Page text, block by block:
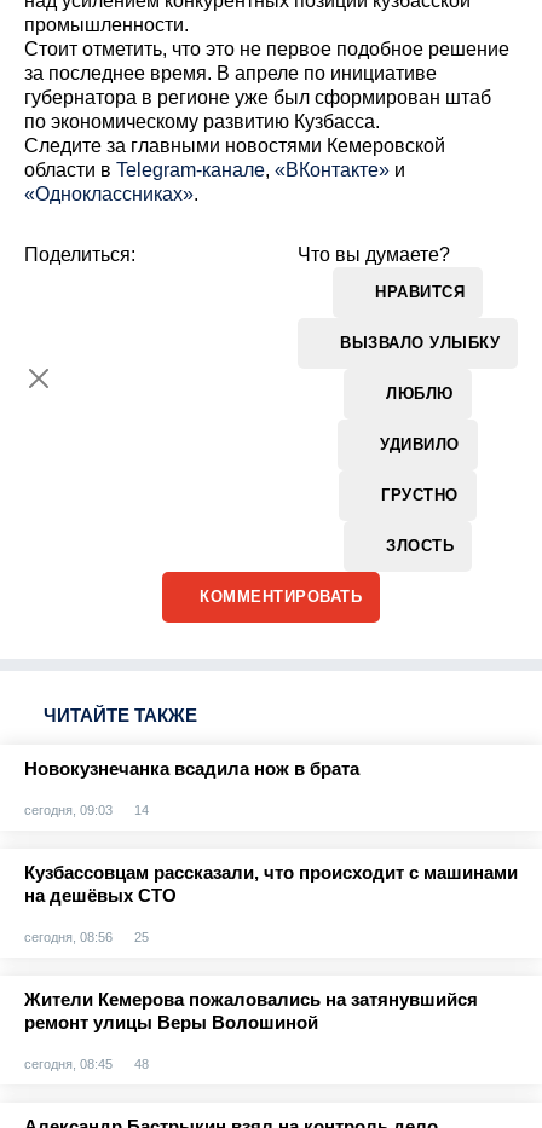
промышленности.
Стоит отметить, что это не первое подобное решение
за последнее время. В апреле по инициативе
губернатора в регионе уже был сформирован штаб
по экономическому развитию Кузбасса.
Cледите за главными новостями Кемеровской
области в Telegram-канале, «ВКонтакте» и
«Одноклассниках».
Что вы думаете?
НРАВИТСЯ
ВЫЗВАЛО УЛЫБКУ
ЛЮБЛЮ
УДИВИЛО
ГРУСТНО
ЗЛОСТЬ
Поделиться:
КОММЕНТИРОВАТЬ
ЧИТАЙТЕ ТАКЖЕ
Новокузнечанка всадила нож в брата
сегодня, 09:03 14
Кузбассовцам рассказали, что происходит с машинами
на дешёвых СТО
сегодня, 08:56 25
Жители Кемерова пожаловались на затянувшийся
ремонт улицы Веры Волошиной
сегодня, 08:45 48